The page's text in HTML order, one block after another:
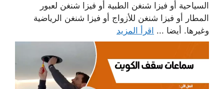
السياحية أو فيزا شنغن الطبية أو فيزا شنغن لعبور
المطار أو فيزا شنغن للأزواج أو فيزا شنغن الرياضية
وغيرها. أيضا ... اقرأ المزيد